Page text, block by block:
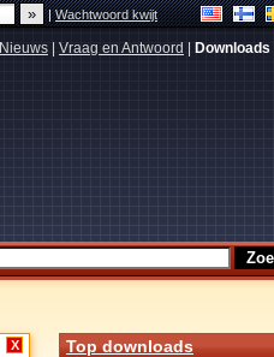
|Wachtwoord kwijt
Nieuws Vraag en Antwoord Downloads
X Top downloads